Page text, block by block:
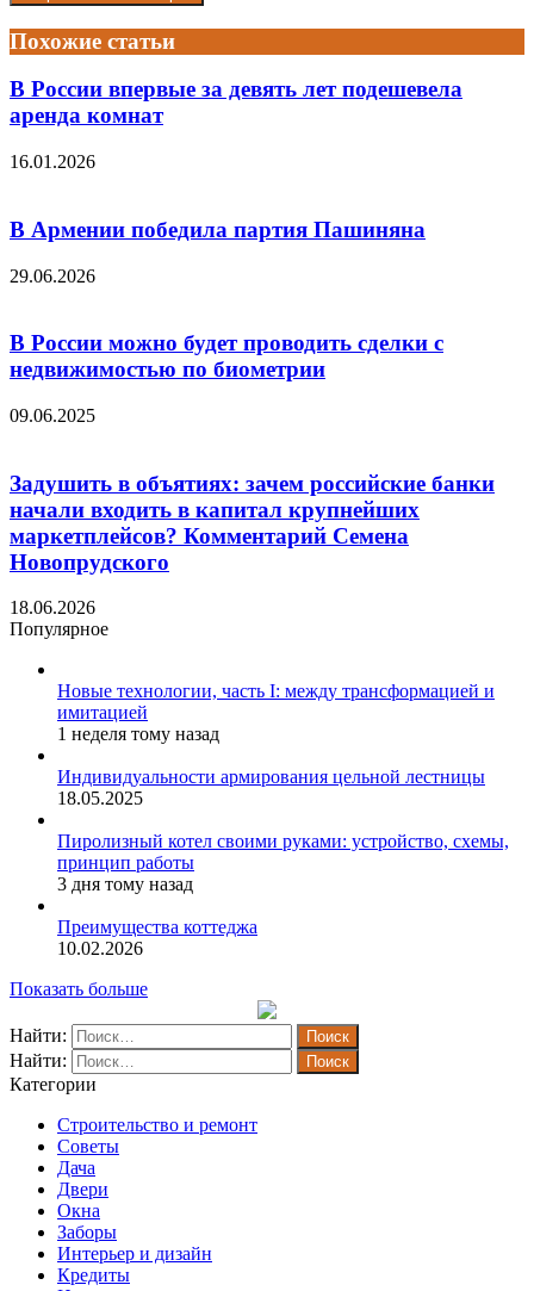
Похожие статьи
В России впервые за девять лет подешевела
аренда комнат
16.01.2026
В Армении победила партия Пашиняна
29.06.2026
В России можно будет проводить сделки с
недвижимостью по биометрии
09.06.2025
Задушить в объятиях: зачем российские банки
начали входить в капитал крупнейших
маркетплейсов? Комментарий Семена
Новопрудского
18.06.2026
Популярное
Новые технологии, часть I: между трансформацией и
имитацией
1 неделя тому назад
Индивидуальности армирования цельной лестницы
18.05.2025
Пиролизный котел своими руками: устройство, схемы,
принцип работы
3 дня тому назад
Преимущества коттеджа
10.02.2026
Показать больше
Найти:
Найти:
Категории
Строительство и ремонт
Советы
Дача
Двери
Окна
Заборы
Интерьер и дизайн
Кредиты